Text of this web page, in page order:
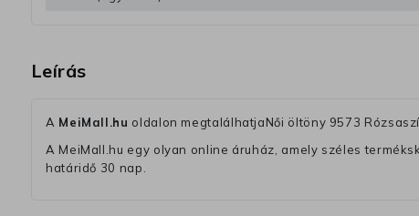
Leírás
A MeiMall.hu oldalon megtalálhatjaNői öltöny 9573
A MeiMall.hu egy olyan online áruház, amely széles
határidő 30 nap.